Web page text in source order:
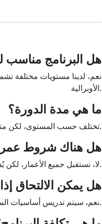
هل البرنامج مناسب
نعم، لدينا مستويات مختلفة
الأوبرالية.
ما هي مدة الدورة؟
تختلف حسب المستوى، لكن متوسط مدة الدورة الأساسية من 3 إلى 6 أشهر، مع إمكانية التقدم لدورات متقدمة.
هل هناك شروط
لا، نستقبل جميع الأعمار، لكن يُفضل أن يكون المتقدم فوق 14 سنة بسبب طبيعة التدريبات الصوتية.
هل يمكن الالتحاق
نعم، سيتم تدريس أساسيات السولفيج والقراءة الموسيقية ضمن البرنامج للمبتدئين.